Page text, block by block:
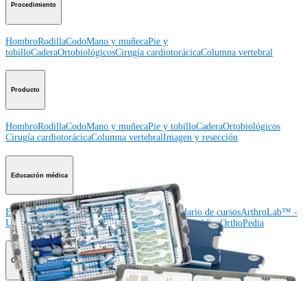
Procedimiento
HombroRodillaCodoMano y muñecaPie y
tobilloCaderaOrtobiológicosCirugía cardiotorácicaColumna vertebral
Producto
HombroRodillaCodoMano y muñecaPie y tobilloCaderaOrtobiológicos
Cirugía cardiotorácicaColumna vertebralImagen y resección
Educación médica
Educación médicaDescripción de cursosCalendario de cursosArthroLab™ -
UbicacionesNuestro departamento de educación médicaOrthoPedia
Corporación